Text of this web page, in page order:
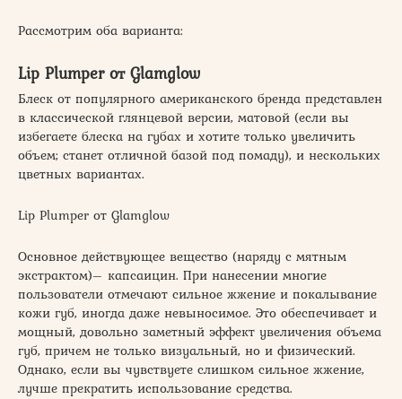
Рассмотрим оба варианта:
Lip Plumper от Glamglow
Блеск от популярного американского бренда представлен
в классической глянцевой версии, матовой (если вы
избегаете блеска на губах и хотите только увеличить
объем; станет отличной базой под помаду), и нескольких
цветных вариантах.
Lip Plumper от Glamglow
Основное действующее вещество (наряду с мятным
экстрактом)– капсаицин. При нанесении многие
пользователи отмечают сильное жжение и покалывание
кожи губ, иногда даже невыносимое. Это обеспечивает и
мощный, довольно заметный эффект увеличения объема
губ, причем не только визуальный, но и физический.
Однако, если вы чувствуете слишком сильное жжение,
лучше прекратить использование средства.